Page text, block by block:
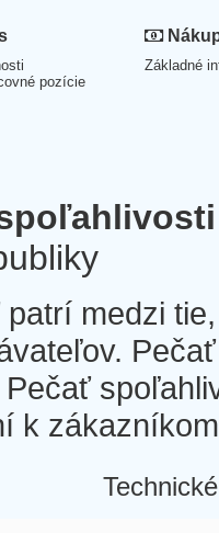
pozície
Základné
medzi
Pečať
k